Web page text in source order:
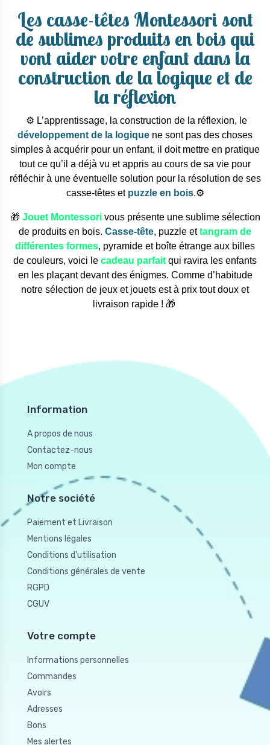
Les casse-têtes Montessori sont
de sublimes produits en bois qui
vont aider votre enfant dans la
construction de la logique et de
la réflexion
⚙️ L’apprentissage, la construction de la réflexion, le
développement de la logique ne sont pas des choses
simples à acquérir pour un enfant, il doit mettre en pratique
tout ce qu’il a déjà vu et appris au cours de sa vie pour
réfléchir à une éventuelle solution pour la résolution de ses
casse-têtes et puzzle en bois.⚙️
🎁 Jouet Montessorivous présente une sublime sélection
de produits en bois. Casse-tête, puzzle ettangram de
différentes formes, pyramide et boîte étrange aux billes
de couleurs, voici le cadeau parfait qui ravira les enfants
en les plaçant devant des énigmes. Comme d’habitude
notre sélection de jeux et jouets est à prix tout doux et
livraison rapide ! 🎁
Information
A propos de nous
Contactez-nous
Mon compte
Notre société
Paiement et Livraison
Mentions légales
Conditions d'utilisation
Conditions générales de vente
RGPD
CGUV
Votre compte
Informations personnelles
Commandes
Avoirs
Adresses
Bons
Mes alertes